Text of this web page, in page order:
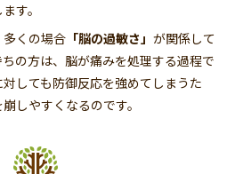
す。
くの場合 「脳の過敏さ」 が関係して
の方は、脳が痛みを処理する過程で
しても防御反応を強めてしまうた
しやすくなるのです。